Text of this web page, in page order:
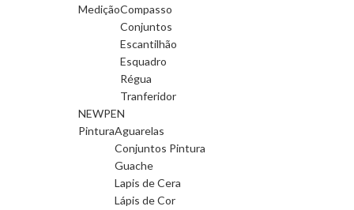
MediçãoCompasso
Conjuntos
Escantilhão
Esquadro
Régua
Tranferidor
NEWPEN
PinturaAguarelas
Conjuntos Pintura
Guache
Lapis de Cera
Lápis de Cor